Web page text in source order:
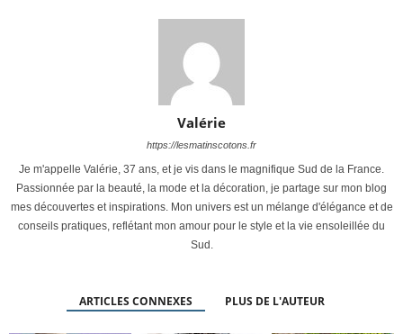
Valérie
https://lesmatinscotons.fr
Je m'appelle Valérie, 37 ans, et je vis dans le magnifique Sud de la France.
Passionnée par la beauté, la mode et la décoration, je partage sur mon blog
mes découvertes et inspirations. Mon univers est un mélange d'élégance et de
conseils pratiques, reflétant mon amour pour le style et la vie ensoleillée du
Sud.
ARTICLES CONNEXES PLUS DE L'AUTEUR